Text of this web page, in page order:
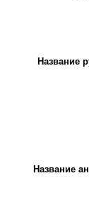
Название
Название